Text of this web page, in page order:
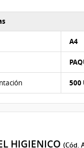
A4
500
HIGIENICO(Cód.